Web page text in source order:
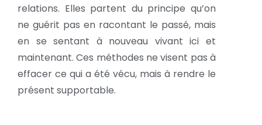
relations. Elles partent du principe qu’on
ne guérit pas en racontant le passé, mais
en se sentant à nouveau vivant ici et
maintenant. Ces méthodes ne visent pas à
effacer ce qui a été vécu, mais à rendre le
présent supportable.